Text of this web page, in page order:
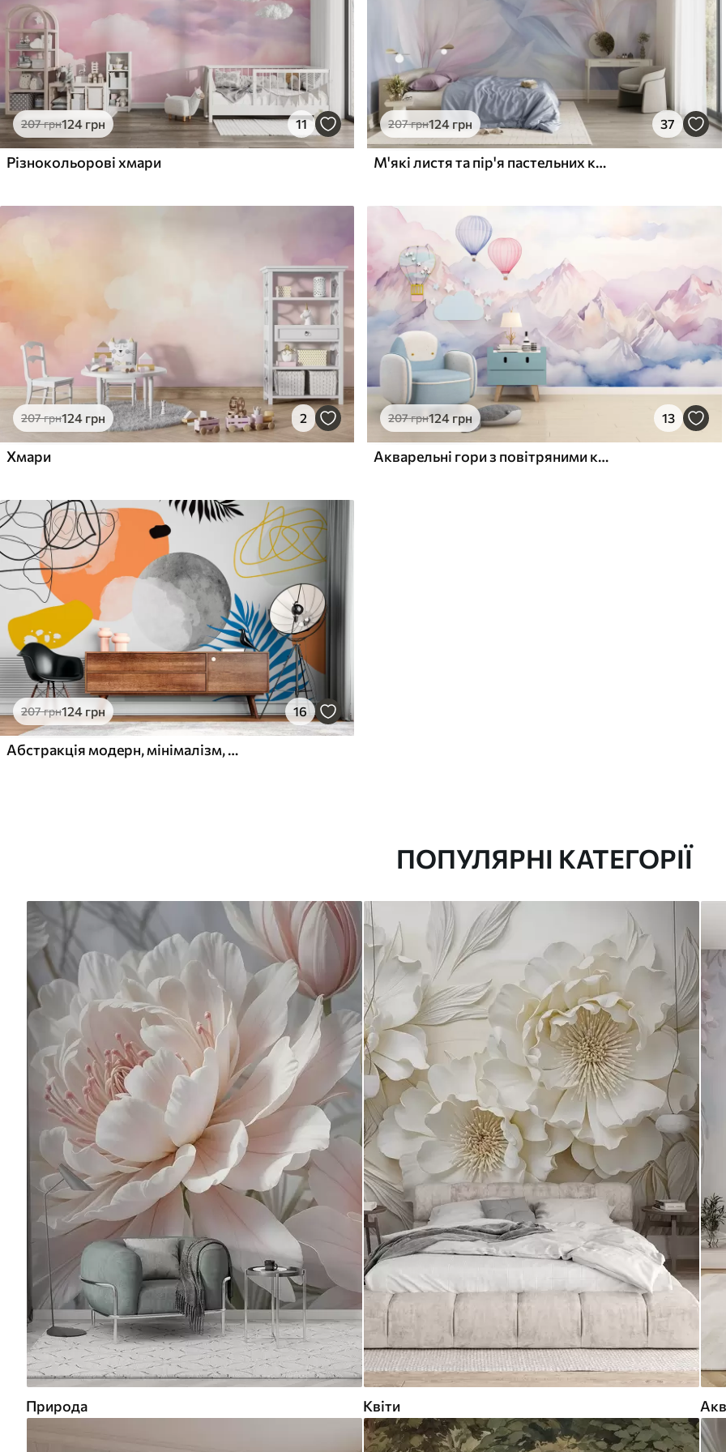
207грн124 грн 11
Різнокольорові хмари
207грн124 грн 37
М'які листя та пір'я пастельних кольорів у відтінках рожевого, блакитного та жовтого, абстрактний та фактурний принт
207грн124 грн 2
Хмари
207грн124 грн 13
Акварельні гори з повітряними кульками, неземні
207грн124 грн 16
Абстракція модерн, мінімалізм, бохо, геометрія, акварельні плями, повний місяць, силует пальмового листя, рельєф, складність, помаранчевий, жовтий, сірий
ПОПУЛЯРНІ КАТЕГОРІЇ
Природа Квіти